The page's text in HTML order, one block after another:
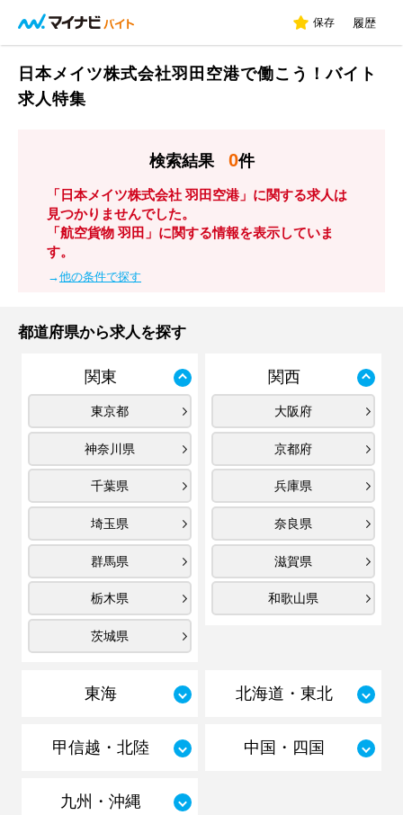
保存 履歴
日本メイツ株式会社羽田空港で働こう！バイト
求人特集
検索結果 0件
「日本メイツ株式会社 羽田空港」に関する求人は
見つかりませんでした。
「航空貨物 羽田」に関する情報を表示していま
す。
→他の条件で探す
都道府県から求人を探す
関東
東京都
神奈川県
千葉県
埼玉県
群馬県
栃木県
茨城県
関西
大阪府
京都府
兵庫県
奈良県
滋賀県
和歌山県
東海 北海道・東北
甲信越・北陸 中国・四国
九州・沖縄